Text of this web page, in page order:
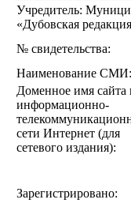
Учредитель:
«Дубовская
№ свидетельства:
Наименование СМИ:
Доменное имя сайта
информационно-
сети Интернет (для
сетевого издания):
Зарегистрировано: